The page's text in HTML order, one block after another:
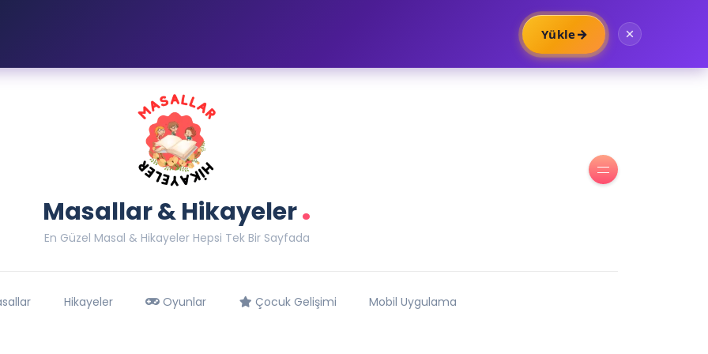
Yükle→
Masallar & Hikayeler.
En Güzel Masal & Hikayeler Hepsi Tek Bir Sayfada
Hikayeler Oyunlar Çocuk Gelişimi Mobil Uygulama